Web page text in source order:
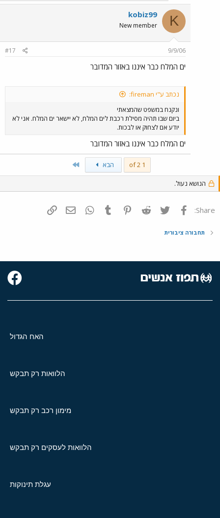
K
kobiz99
New member
9/9/06
#17
ים המלח כבר איננו באזור המדובר
נכתב ע"י fireman:
ונקנח במשפט שהמצאתי
ביום שבו תהיה מסילת רכבת לים המלח, לא יישאר ים המלח. אני לא
יודע אם לצחוק או לבכות.
ים המלח כבר איננו באזור המדובר
1 of 2 הבא
הנושא נעול.
Share: פייסבוק Twitter
Reddit
Pinterest
Tumblr
WhatsAppדואר אלקטרוני
תחבורה ציבורית
האח הגדול
הלוואות רק תבקש
מימון רכב רק תבקש
הלוואות לעסקים רק תבקש
עגלת תינוקות